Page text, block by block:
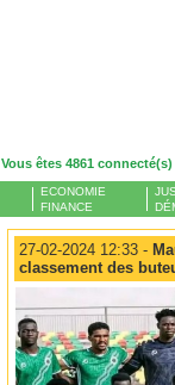
Vous êtes 4861
ECONOMIE
FINANCE
27-02-2024 12:33 -
classement des